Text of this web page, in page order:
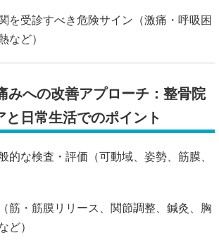
を受診すべき危険サイン（激痛・呼吸困
など）
みへの改善アプローチ：整骨院
と日常生活でのポイント
的な検査・評価（可動域、姿勢、筋膜、
筋・筋膜リリース、関節調整、鍼灸、胸
ど）